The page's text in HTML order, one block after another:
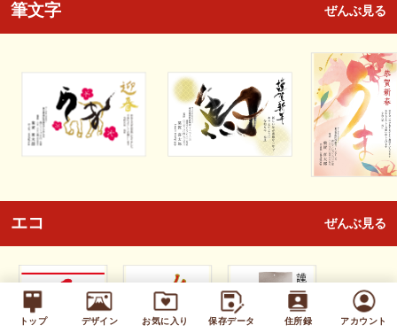
トップ デザイン お気に入り 保存データ 住所録 アカウント
筆文字 ぜんぶ見る
エコ ぜんぶ見る